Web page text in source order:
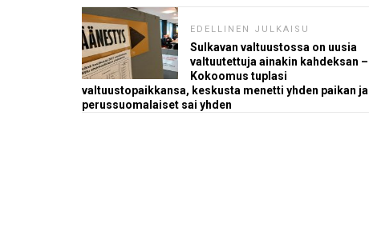
EDELLINEN JULKAISU
Sulkavan valtuustossa on uusia
valtuutettuja ainakin kahdeksan –
Kokoomus tuplasi
valtuustopaikkansa, keskusta menetti yhden paikan ja
perussuomalaiset sai yhden